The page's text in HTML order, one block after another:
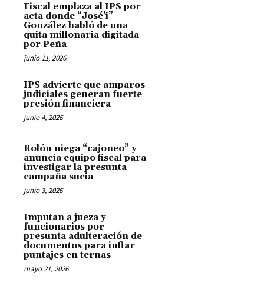
Fiscal emplaza al IPS por
acta donde “José’i”
González habló de una
quita millonaria digitada
por Peña
junio 11, 2026
IPS advierte que amparos
judiciales generan fuerte
presión financiera
junio 4, 2026
Rolón niega “cajoneo” y
anuncia equipo fiscal para
investigar la presunta
campaña sucia
junio 3, 2026
Imputan a jueza y
funcionarios por
presunta adulteración de
documentos para inflar
puntajes en ternas
mayo 21, 2026